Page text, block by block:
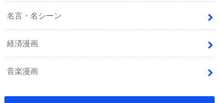
名言・名シーン
経済漫画
音楽漫画